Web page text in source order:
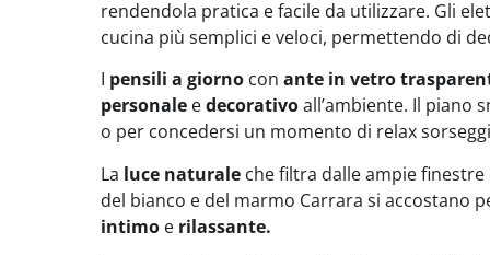
rendendola pratica e facile da utilizzare. Gli
cucina più semplici e veloci, permettendo di
I pensili a giorno con ante in vetro
personale edecorativoall’ambiente. Il piano
o per concedersi un momento di relax
La luce naturale che filtra dalle ampie
del bianco e del marmo Carrara si accostano
intimo e rilassante.